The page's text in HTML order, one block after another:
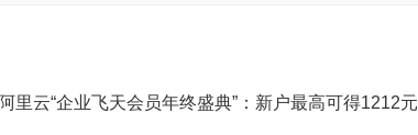
里云“企业飞天会员年终盛典”：新户最高可得1212